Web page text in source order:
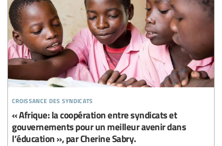
croissance des syndicats
« Afrique: la coopération entre syndicats et
gouvernements pour un meilleur avenir dans
l’éducation », par Cherine Sabry.